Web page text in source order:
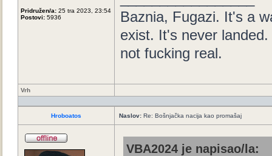
Pridružen/a: 25 tra 2023, 23:54
Postovi: 5936
Baznia, Fugazi. It's a
exist. It's never
not fucking real.
Vrh
Hroboatos Naslov: Re: Bošnjačka nacija kao promašaj
VBA2024 je napisao/la: